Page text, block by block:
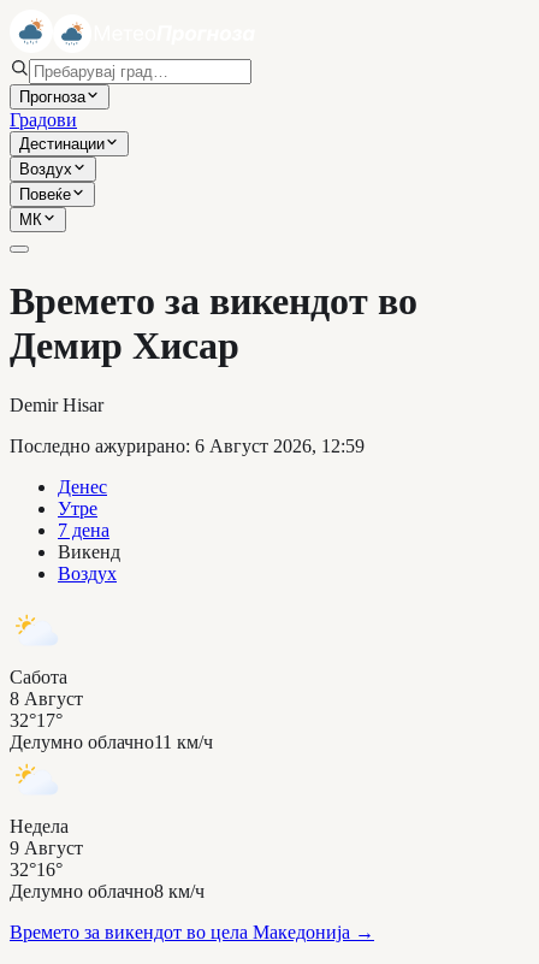
Прогноза
Градови
Дестинации
Воздух
Повеќе
МК
Времето за викендот во
Демир Хисар
Demir Hisar
Последно ажурирано: 6 Август 2026, 12:59
Денес
Утре
7 дена
Викенд
Воздух
Сабота
8 Август
32°17°
Делумно облачно11 км/ч
Недела
9 Август
32°16°
Делумно облачно8 км/ч
Времето за викендот во цела Македонија →